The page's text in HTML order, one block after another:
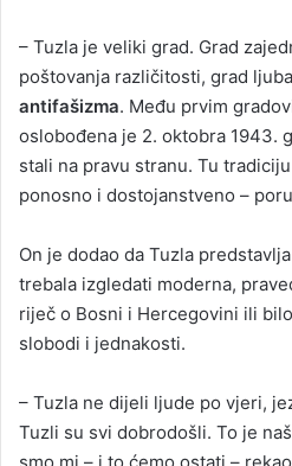
– Tuzla je veliki grad. Grad
poštovanja različitosti, grad
antifašizma. Među prvim
oslobođena je 2. oktobra 1943.
stali na pravu stranu. Tu
ponosno i dostojanstveno –
On je dodao da Tuzla
trebala izgledati moderna,
riječ o Bosni i Hercegovini ili
slobodi i jednakosti.
– Tuzla ne dijeli ljude po vjeri,
Tuzli su svi dobrodošli. To je
smo mi – i to ćemo ostati –